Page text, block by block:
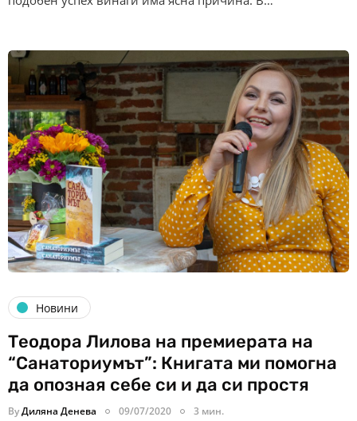
Новини
Теодора Лилова на премиерата на
“Санаториумът”: Книгата ми помогна
да опозная себе си и да си простя
ByДиляна Денева 09/07/2020 3 мин.